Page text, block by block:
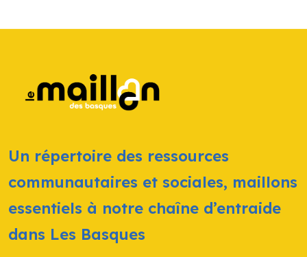
Un répertoire des ressources
communautaires et sociales, maillons
essentiels à notre chaîne d’entraide
dans Les Basques